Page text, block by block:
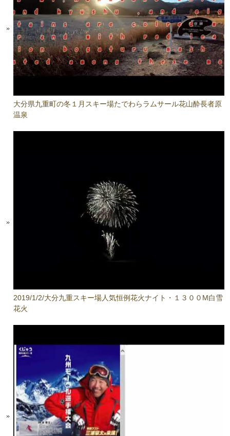
大分県九重町の冬１月スキー場たでわらラムサール花山酔長者原
温泉
2019/1/2/大分九重スキー場人気恒例花火ナイト・１３００M白雪
花火